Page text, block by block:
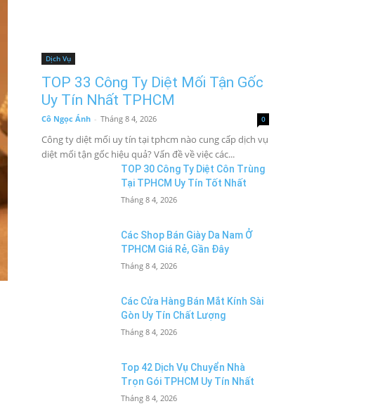
Dịch Vụ
TOP 33 Công Ty Diệt Mối Tận Gốc
Uy Tín Nhất TPHCM
Cô Ngọc Ánh - Tháng 8 4, 2026 0
Công ty diệt mối uy tín tại tphcm nào cung cấp dịch vụ
diệt mối tận gốc hiệu quả? Vấn đề về việc các...
TOP 30 Công Ty Diệt Côn Trùng
Tại TPHCM Uy Tín Tốt Nhất
Tháng 8 4, 2026
Các Shop Bán Giày Da Nam Ở
TPHCM Giá Rẻ, Gần Đây
Tháng 8 4, 2026
Các Cửa Hàng Bán Mắt Kính Sài
Gòn Uy Tín Chất Lượng
Tháng 8 4, 2026
Top 42 Dịch Vụ Chuyển Nhà
Trọn Gói TPHCM Uy Tín Nhất
Tháng 8 4, 2026